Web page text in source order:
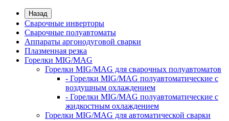
Назад
Сварочные инверторы
Сварочные полуавтоматы
Аппараты аргонодуговой сварки
Плазменная резка
Горелки MIG/MAG
Горелки MIG/MAG для сварочных полуавтоматов
- Горелки MIG/MAG полуавтоматические с
воздушным охлаждением
- Горелки MIG/MAG полуавтоматические с
жидкостным охлаждением
Горелки MIG/MAG для автоматической сварки